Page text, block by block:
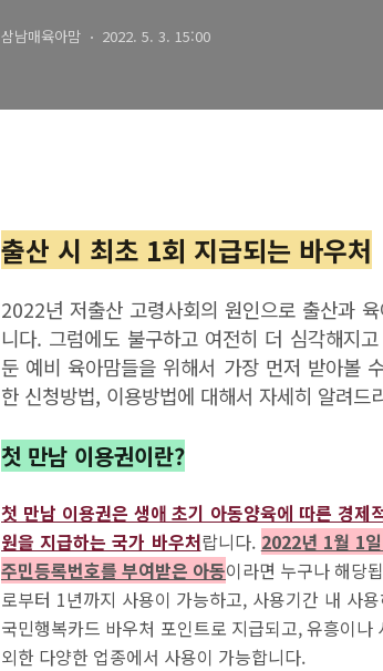
삼남매육아맘 2022. 5. 3. 15:00
출산 시 최초 1회 지급되는 바우처
2022년 저출산 고령사회의 원인으로 출산과
니다. 그럼에도 불구하고 여전히 더 심각해지
둔 예비 육아맘들을 위해서 가장 먼저 받아볼
한 신청방법, 이용방법에 대해서 자세히 알려드
첫 만남 이용권이란?
첫 만남 이용권은 생애 초기 아동양육에 따른 경
원을 지급하는 국가 바우처랍니다. 2022년 1월 1
주민등록번호를 부여받은 아동이라면 누구나 해당
로부터 1년까지 사용이 가능하고, 사용기간 내 사
국민행복카드 바우처 포인트로 지급되고, 유흥이
외한 다양한 업종에서 사용이 가능합니다.